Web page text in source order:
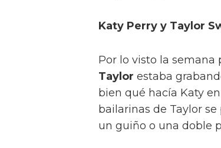
Katy Perry y Taylor
Por lo visto la semana
Taylor estaba
bien qué hacía Katy
bailarinas de Taylor
un guiño o una doble